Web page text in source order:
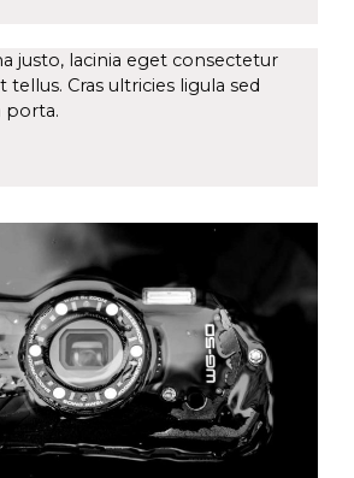
justo, lacinia eget consectetur
tellus. Cras ultricies ligula sed
porta.